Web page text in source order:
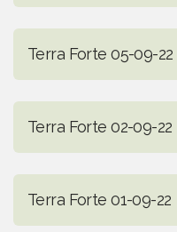
Terra Forte 05-09-22
Terra Forte 02-09-22
Terra Forte 01-09-22